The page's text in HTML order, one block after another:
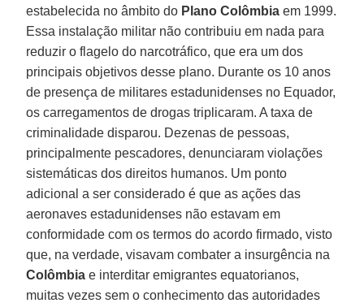
estabelecida no âmbito do Plano Colômbia em 1999.
Essa instalação militar não contribuiu em nada para
reduzir o flagelo do narcotráfico, que era um dos
principais objetivos desse plano. Durante os 10 anos
de presença de militares estadunidenses no Equador,
os carregamentos de drogas triplicaram. A taxa de
criminalidade disparou. Dezenas de pessoas,
principalmente pescadores, denunciaram violações
sistemáticas dos direitos humanos. Um ponto
adicional a ser considerado é que as ações das
aeronaves estadunidenses não estavam em
conformidade com os termos do acordo firmado, visto
que, na verdade, visavam combater a insurgência na
Colômbia e interditar emigrantes equatorianos,
muitas vezes sem o conhecimento das autoridades